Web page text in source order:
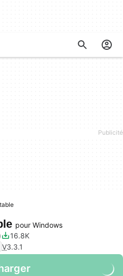
pour Windows
16.8K
V3.3.1